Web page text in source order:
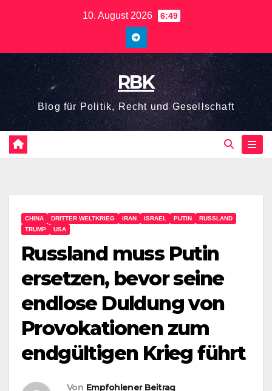
10. August 2026 6:49
RBK
Blog für Politik, Recht und Gesellschaft
CHINA DRITTER WELTKRIEG IRAN ISRAEL PUTIN
RUSSLAND
TRUMP
USA
Russland muss Putin
ersetzen, bevor seine
endlose Duldung von
Provokationen zum
endgültigen Krieg führt
Von Empfohlener Beitrag